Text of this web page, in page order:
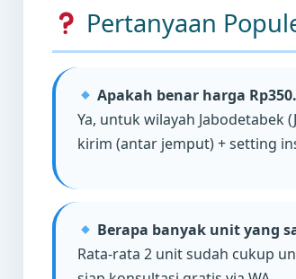
Pertanyaan
Apakah benar harga
Ya, untuk wilayah Jabodetabek
kirim (antar jemput) + setting
Berapa banyak unit yang
Rata-rata 2 unit sudah cukup